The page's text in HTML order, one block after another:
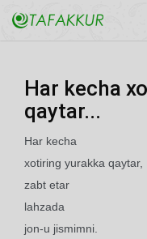
Har kecha
qaytar...
Har kecha
xotiring yurakka qaytar,
zabt etar
lahzada
jon-u jismimni.